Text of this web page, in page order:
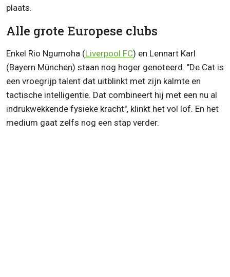
plaats.
Alle grote Europese clubs
Enkel Rio Ngumoha (Liverpool FC) en Lennart Karl
(Bayern München) staan nog hoger genoteerd. "De Cat is
een vroegrijp talent dat uitblinkt met zijn kalmte en
tactische intelligentie. Dat combineert hij met een nu al
indrukwekkende fysieke kracht", klinkt het vol lof. En het
medium gaat zelfs nog een stap verder.